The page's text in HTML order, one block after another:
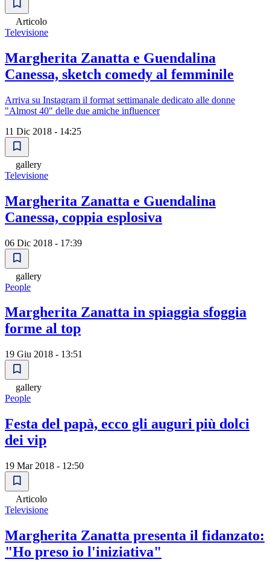
Articolo
Televisione
Margherita Zanatta e Guendalina
Canessa, sketch comedy al femminile
Arriva su Instagram il format settimanale dedicato alle donne
"Almost 40" delle due amiche influencer
11 Dic 2018 - 14:25
gallery
Televisione
Margherita Zanatta e Guendalina
Canessa, coppia esplosiva
06 Dic 2018 - 17:39
gallery
People
Margherita Zanatta in spiaggia sfoggia
forme al top
19 Giu 2018 - 13:51
gallery
People
Festa del papà, ecco gli auguri più dolci
dei vip
19 Mar 2018 - 12:50
Articolo
Televisione
Margherita Zanatta presenta il fidanzato:
"Ho preso io l'iniziativa"